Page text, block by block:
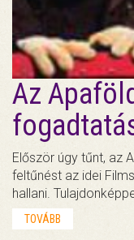
Az
Először úgy tűnt, az
feltűnést az idei
hallani.
TOVÁBB